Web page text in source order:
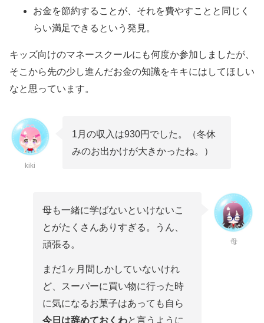
お金を節約することが、それを費やすことと同じく
らい満足できるという発見。
キッズ向けのマネースクールにも何度か参加しましたが、
そこから先の少し進んだお金の知識をキキにはしてほしい
なと思っています。
kiki
1月の収入は930円でした。（冬休
みのお出かけが大きかったね。）
母も一緒に学ばないといけないこ
とがたくさんありすぎる。うん、
頑張る。
まだ1ヶ月間しかしていないけれ
ど、スーパーに買い物に行った時
に気になるお菓子はあっても自ら
今日は辞めておくわと言うように
母